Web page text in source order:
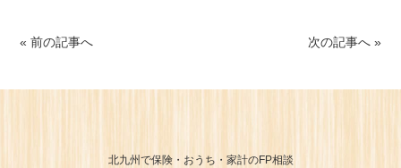
« 前の記事へ 次の記事へ »
北九州で保険・おうち・家計のFP相談